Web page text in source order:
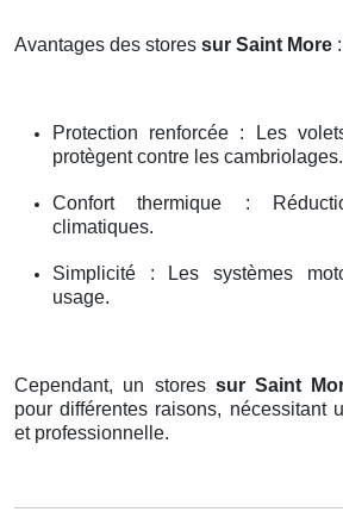
Avantages des stores sur Saint More :
Protection renforcée : Les
protègent contre les cambriolages.
Confort thermique :
climatiques.
Simplicité : Les systèmes
usage.
Cependant, un stores sur Saint
pour différentes raisons, nécessitant
et professionnelle.